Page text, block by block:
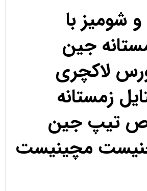
شومیز با
جین
لاکچری
زمستانه
تیپ جین
مچینیست